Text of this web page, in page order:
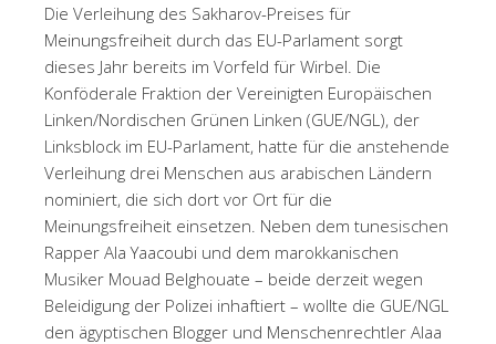
Die Verleihung des Sakharov-Preises für
Meinungsfreiheit durch das EU-Parlament sorgt
dieses Jahr bereits im Vorfeld für Wirbel. Die
Konföderale Fraktion der Vereinigten Europäischen
Linken/Nordischen Grünen Linken (GUE/NGL), der
Linksblock im EU-Parlament, hatte für die anstehende
Verleihung drei Menschen aus arabischen Ländern
nominiert, die sich dort vor Ort für die
Meinungsfreiheit einsetzen. Neben dem tunesischen
Rapper Ala Yaacoubi und dem marokkanischen
Musiker Mouad Belghouate – beide derzeit wegen
Beleidigung der Polizei inhaftiert – wollte die GUE/NGL
den ägyptischen Blogger und Menschenrechtler Alaa